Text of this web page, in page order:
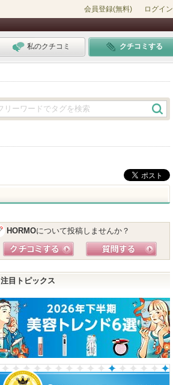
会員登録(無料) ログイン
私のクチコミ クチコミする
HORMOについて投稿しませんか？
注目トピックス